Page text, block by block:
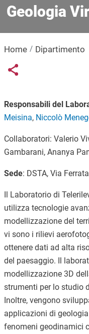
Geologia
Home Dipartimento
Links
Share button
Responsabili del
Meisina, Niccolò
Collaboratori: Valerio
Gambarani, Ananya
Sede: DSTA, Via
Il Laboratorio di
utilizza tecnologie
modellizzazione del
vi sono i rilievi
ottenere dati ad alta
del paesaggio. Il
modellizzazione 3D
strumenti per lo studio
Inoltre, vengono
applicazioni di
fenomeni geodinamici